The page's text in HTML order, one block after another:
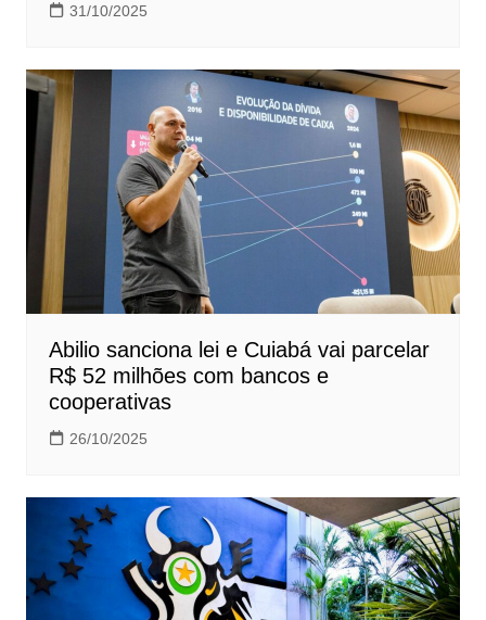
31/10/2025
Abilio sanciona lei e Cuiabá vai parcelar
R$ 52 milhões com bancos e
cooperativas
26/10/2025